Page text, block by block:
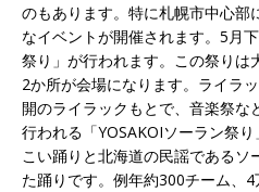
のもあります。特に札幌市中心部
なイベントが開催されます。5月
祭り」が行われます。この祭りは
2か所が会場になります。ライラ
開のライラックもとで、音楽祭な
行われる「YOSAKOIソーラン祭
こい踊りと北海道の民謡であるソ
た踊りです。例年約300チーム、